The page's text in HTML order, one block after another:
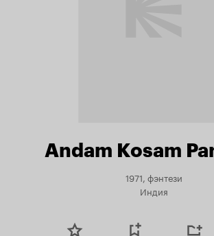
Andam Kosam
1971, фэнтези
Индия